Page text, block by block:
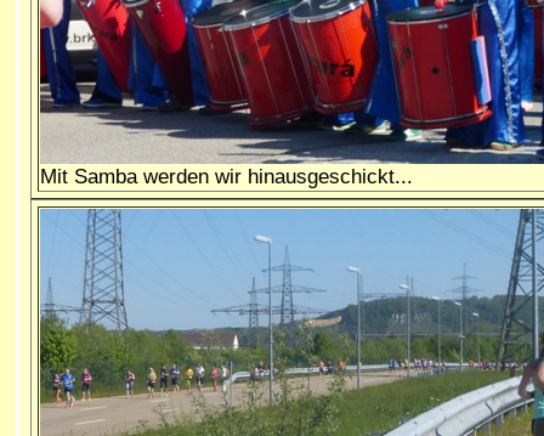
Mit Samba werden wir hinausgeschickt...